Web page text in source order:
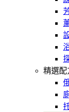
精選配